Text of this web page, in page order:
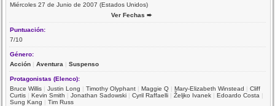
Miércoles 27 de Junio de 2007 (Estados Unidos)
Ver Fechas ➨
Puntuación:
7/10
Género:
Acción |Aventura |Suspenso
Protagonistas (Elenco):
Bruce Willis |Justin Long |Timothy Olyphant |Maggie Q |Mary-Elizabeth Winstead |Cliff
Curtis |Kevin Smith |Jonathan Sadowski |Cyril Raffaelli |Željko Ivanek |Edoardo Costa |
Sung Kang |Tim Russ